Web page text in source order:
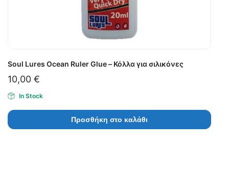
Soul Lures Ocean Ruler Glue – Κόλλα για σιλικόνες
10,00 €
In Stock
Προσθήκη στο καλάθι